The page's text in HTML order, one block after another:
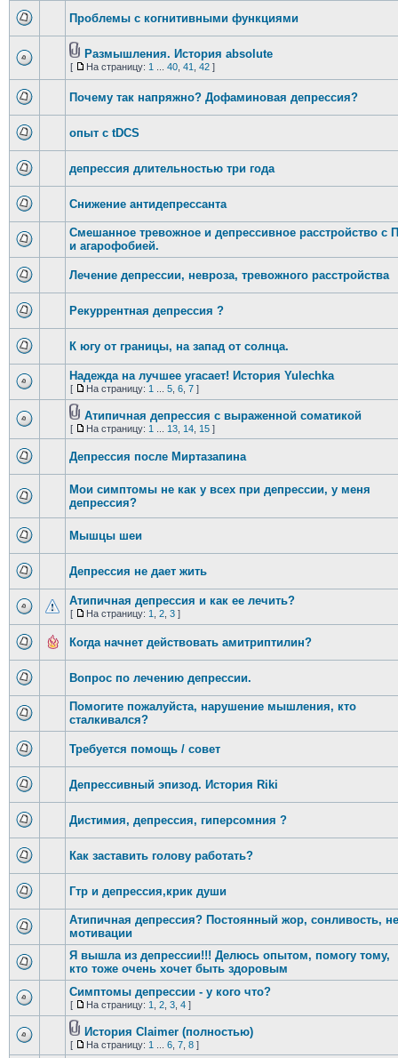
Проблемы с когнитивными функциями
Размышления. История absolute
[ На страницу: 1 40, 41 42]
Почему так напряжно? Дофаминовая депрессия?
опыт с tDCS
депрессия длительностью три года
Снижение антидепрессанта
Смешанное тревожное и депрессивное расстройство с
и агарофобией.
Лечение депрессии, невроза, тревожного расстройства
Рекуррентная депрессия ?
К югу от границы, на запад от солнца.
Надежда на лучшее угасает! История Yulechka
[ На страницу: 1 5, 6, 7]
Атипичная депрессия с выраженной соматикой
[ На страницу: 1 13, 14, 15]
Депрессия после Миртазапина
Мои симптомы не как у всех при депрессии, у меня
депрессия?
Мышцы шеи
Депрессия не дает жить
Атипичная депрессия и как ее лечить?
[ На страницу: 1 2, 3]
Когда начнет действовать амитриптилин?
Вопрос по лечению депрессии.
Помогите пожалуйста, нарушение мышления, кто
сталкивался?
Требуется помощь / совет
Депрессивный эпизод. История Riki
Дистимия, депрессия, гиперсомния ?
Как заставить голову работать?
Гтр и депрессия,крик души
Атипичная депрессия? Постоянный жор, сонливость,
мотивации
Я вышла из депрессии!!! Делюсь опытом, помогу тому,
кто тоже очень хочет быть здоровым
Симптомы депрессии - у кого что?
[ На страницу: 1 2, 3, 4]
История Claimer (полностью)
[ На страницу: 1 6, 7, 8]